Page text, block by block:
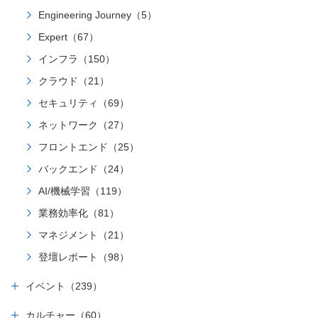
Engineering Journey（5）
Expert（67）
インフラ（150）
クラウド（21）
セキュリティ（69）
ネットワーク（27）
フロントエンド（25）
バックエンド（24）
AI/機械学習（119）
業務効率化（81）
マネジメント（21）
登壇レポート（98）
イベント（239）
カルチャー（60）